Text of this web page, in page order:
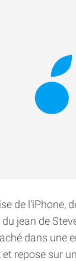
de l’iPhone,
jean de
dans une
et repose sur